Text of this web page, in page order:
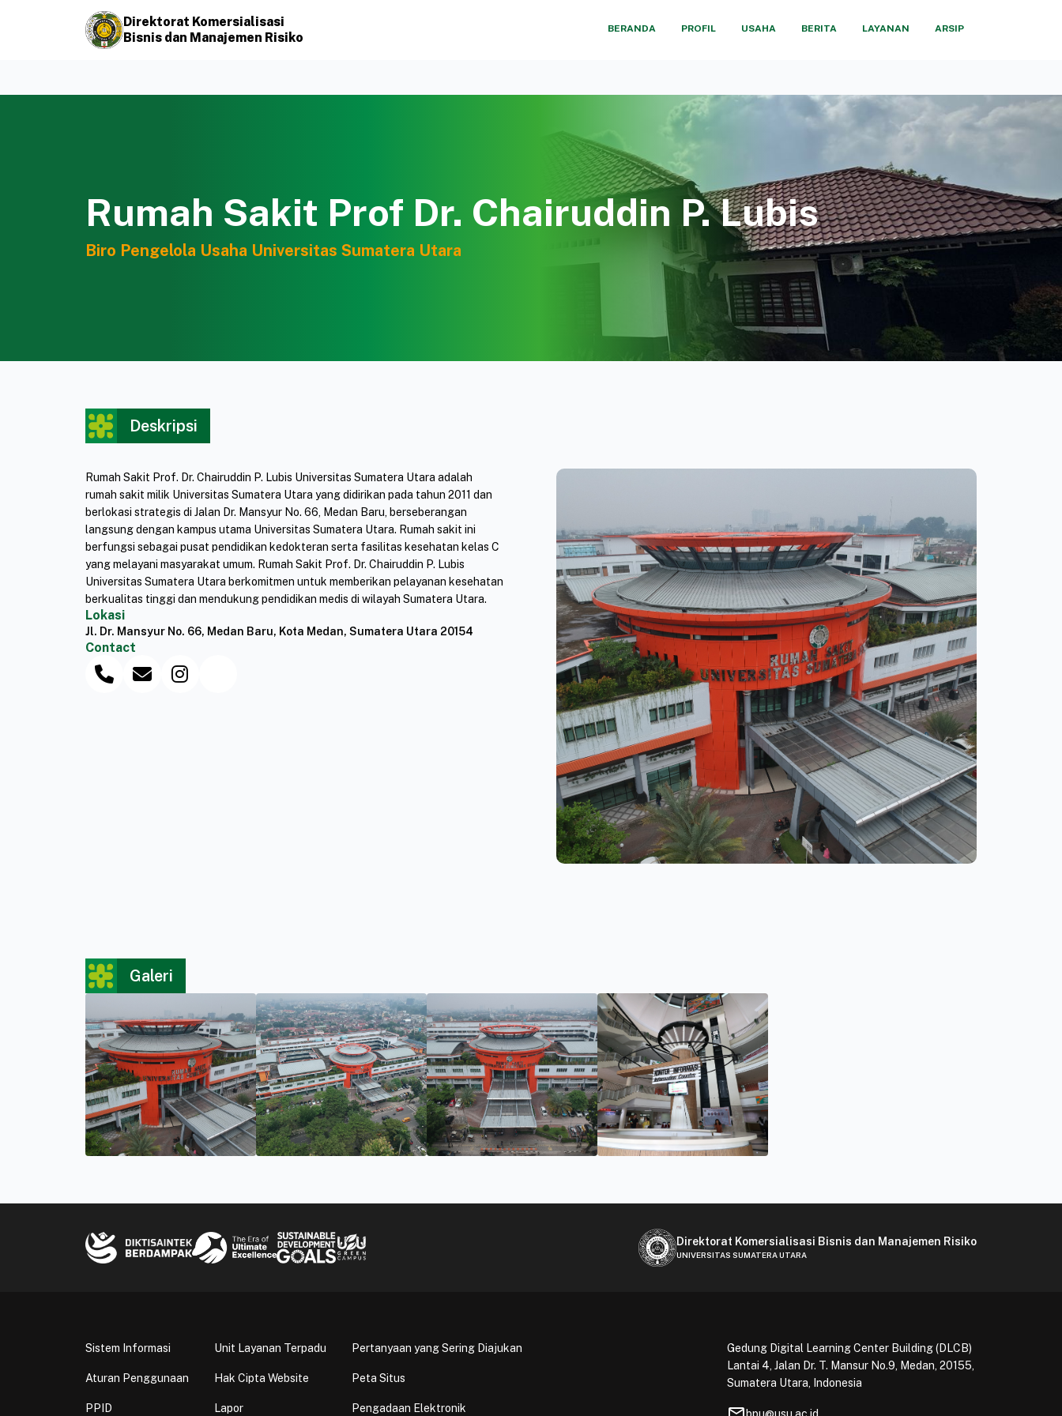
Direktorat Komersialisasi
Bisnis dan Manajemen Risiko
BERANDA PROFIL USAHA BERITA LAYANAN ARSIP
Rumah Sakit Prof Dr. Chairuddin P. Lubis
Biro Pengelola Usaha Universitas Sumatera Utara
Deskripsi
Rumah Sakit Prof. Dr. Chairuddin P. Lubis Universitas Sumatera Utara adalah
rumah sakit milik Universitas Sumatera Utara yang didirikan pada tahun 2011 dan
berlokasi strategis di Jalan Dr. Mansyur No. 66, Medan Baru, berseberangan
langsung dengan kampus utama Universitas Sumatera Utara. Rumah sakit ini
berfungsi sebagai pusat pendidikan kedokteran serta fasilitas kesehatan kelas C
yang melayani masyarakat umum. Rumah Sakit Prof. Dr. Chairuddin P. Lubis
Universitas Sumatera Utara berkomitmen untuk memberikan pelayanan kesehatan
berkualitas tinggi dan mendukung pendidikan medis di wilayah Sumatera Utara.
Lokasi
Jl. Dr. Mansyur No. 66, Medan Baru, Kota Medan, Sumatera Utara 20154
Contact
Galeri
Direktorat Komersialisasi Bisnis dan Manajemen Risiko
UNIVERSITAS SUMATERA UTARA
Sistem Informasi Unit Layanan Terpadu Pertanyaan yang Sering Diajukan
Aturan Penggunaan Hak Cipta Website Peta Situs
PPID Lapor Pengadaan Elektronik
Gedung Digital Learning Center Building (DLCB)
Lantai 4, Jalan Dr. T. Mansur No.9, Medan, 20155,
Sumatera Utara, Indonesia